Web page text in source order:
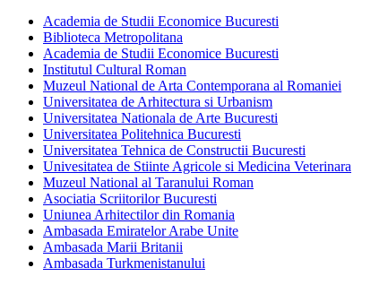
Academia de Studii Economice Bucuresti
Biblioteca Metropolitana
Academia de Studii Economice Bucuresti
Institutul Cultural Roman
Muzeul National de Arta Contemporana al Romaniei
Universitatea de Arhitectura si Urbanism
Universitatea Nationala de Arte Bucuresti
Universitatea Politehnica Bucuresti
Universitatea Tehnica de Constructii Bucuresti
Univesitatea de Stiinte Agricole si Medicina Veterinara
Muzeul National al Taranului Roman
Asociatia Scriitorilor Bucuresti
Uniunea Arhitectilor din Romania
Ambasada Emiratelor Arabe Unite
Ambasada Marii Britanii
Ambasada Turkmenistanului